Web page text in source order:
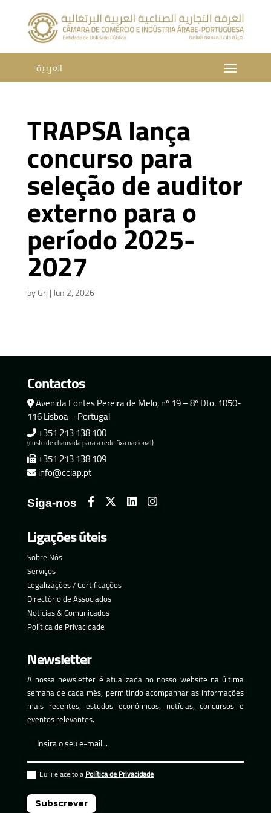
العربية
TRAPSA lança
concurso para
seleção de auditor
externo para o
período 2025-
2027
byGri|Jun 2, 2026
Contactos
Avenida Fontes Pereira de Melo, nº 19 – 8º Dto. 1050-
116 Lisboa – Portugal
+351 213 138 100
(custo de chamada para a rede fixa nacional)
+351 213 138 109
info@cciap.pt
Siga-nos
Ligações úteis
Sobre Nós
Serviços
Legalizações / Certificações
Directório de Associados
Notícias & Comunicados
Política de Privacidade
Newsletter
A nossa newsletter é atualizada no nosso website na última
semana de cada mês, permitindo acompanhar as informações
mais recentes, estudos económicos, notícias, concursos e
eventos relevantes.
Eu li e aceito aPolítica de Privacidade
Subscrever